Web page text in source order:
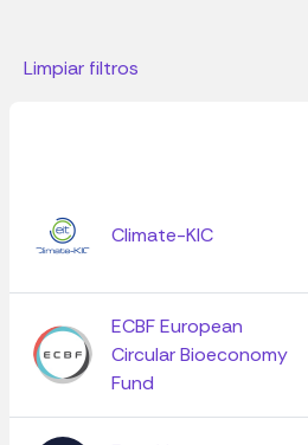
Limpiar filtros
Climate-KIC
ECBF European
Circular Bioeconomy
Fund